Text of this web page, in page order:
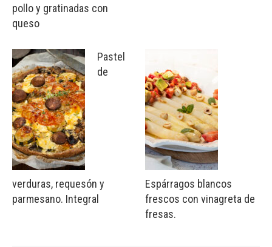
pollo y gratinadas con
queso
Pastel
de
verduras, requesón y
parmesano. Integral
Espárragos blancos
frescos con vinagreta de
fresas.